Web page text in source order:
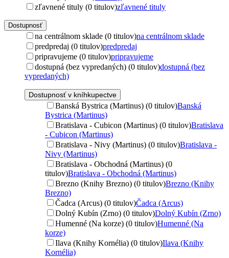
zľavnené tituly (0 titulov)zľavnené tituly
Dostupnosť
na centrálnom sklade (0 titulov)na centrálnom sklade
predpredaj (0 titulov)predpredaj
pripravujeme (0 titulov)pripravujeme
dostupná (bez vypredaných) (0 titulov)dostupná (bez
vypredaných)
Dostupnosť v kníhkupectve
Banská Bystrica (Martinus) (0 titulov)Banská
Bystrica (Martinus)
Bratislava - Cubicon (Martinus) (0 titulov)Bratislava
- Cubicon (Martinus)
Bratislava - Nivy (Martinus) (0 titulov)Bratislava -
Nivy (Martinus)
Bratislava - Obchodná (Martinus) (0
titulov)Bratislava - Obchodná (Martinus)
Brezno (Knihy Brezno) (0 titulov)Brezno (Knihy
Brezno)
Čadca (Arcus) (0 titulov)Čadca (Arcus)
Dolný Kubín (Zrno) (0 titulov)Dolný Kubín (Zrno)
Humenné (Na korze) (0 titulov)Humenné (Na
korze)
Ilava (Knihy Kornélia) (0 titulov)Ilava (Knihy
Kornélia)